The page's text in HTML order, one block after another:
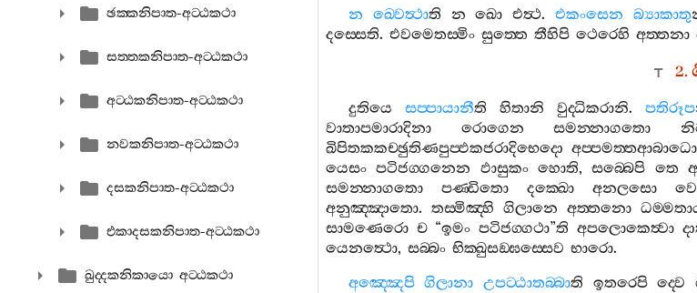
ඡක‍්කනිපාත-අට‍්ඨකථා
සත‍්තකනිපාත-අට‍්ඨකථා
අට‍්ඨකනිපාත-අට‍්ඨකථා
නවකනිපාත-අට‍්ඨකථා
දසකනිපාත-අට‍්ඨකථා
එකාදසකනිපාත-අට‍්ඨකථා
ඛුද‍්දකනිකායො අට‍්ඨකථා
න
ඛ‍්වෙත්‍ථාති න ඛො එත්‍ථ.එකංසෙන බ්‍යාකාතු
දස‍්සෙති. එවමෙතස‍්මිං සුත‍්තෙ තීහිපි ථෙරෙහි අත‍්තනා
2.
දුතියෙ සප‍්පායානීති හිතානි වුද‍්ධිකරානි.පතිරූප
වාතාපමාරාදිනා
රොගෙන සමන‍්නාගතො
ඛිපිතකකච‍්ඡුතිණපුප‍්ඵකජරාදිභෙදො අප‍්පමත‍්තආබාධො
යෙසං පටිජග‍්ගනෙන ඵාසුකං හොති,සබ‍්බෙපි තෙ
සමන‍්නාගතො
පණ‍්ඩිතො දක‍්ඛො අනලසො
අනුඤ‍්ඤාතො. තස‍්මිඤ‍්හි ගිලානෙ අත‍්තනො
සාමණෙරො ච“ඉමං පටිජග‍්ගථා”ති අපලොකෙත්‍වා
යෙනත්‍ථො, සබ‍්බං භික‍්ඛුසඞ‍්ඝස‍්සෙව භාරො.
අඤ‍්ඤෙපි ගිලානා උපට‍්ඨාතබ‍්බාති ඉතරෙපි ද‍්වෙ